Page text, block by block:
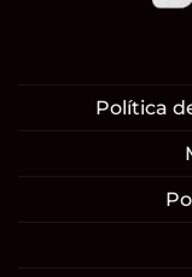
Política